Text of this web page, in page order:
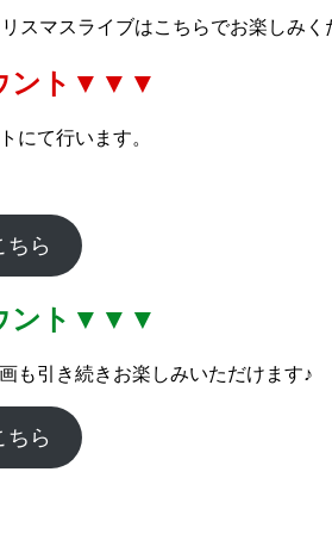
スマスライブはこちらでお楽しみく
ント▼▼▼
にて行います。
ら
ント▼▼▼
も引き続きお楽しみいただけます♪
ちら